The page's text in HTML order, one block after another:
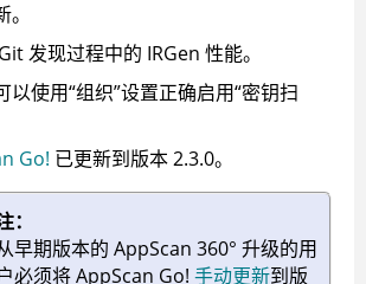
发现过程中的 IRGen 性能。
以使用“组织”设置正确启用“密钥扫
Go! 已更新到版本 2.3.0。
：
早期版本的 AppScan 360° 升级的用
必须将AppScan Go! 手动更新到版